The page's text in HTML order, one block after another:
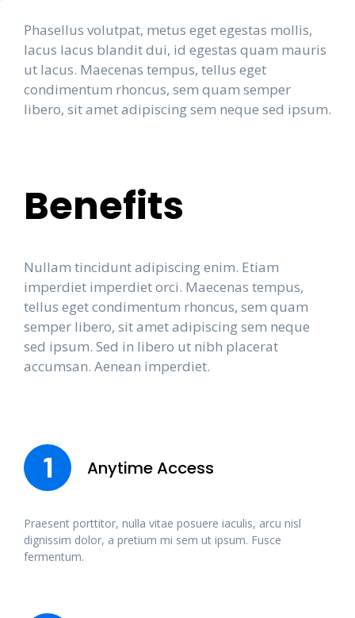
Phasellus volutpat, metus eget egestas mollis,
lacus lacus blandit dui, id egestas quam mauris
ut lacus. Maecenas tempus, tellus eget
condimentum rhoncus, sem quam semper
libero, sit amet adipiscing sem neque sed ipsum.
Benefits
Nullam tincidunt adipiscing enim. Etiam
imperdiet imperdiet orci. Maecenas tempus,
tellus eget condimentum rhoncus, sem quam
semper libero, sit amet adipiscing sem neque
sed ipsum. Sed in libero ut nibh placerat
accumsan. Aenean imperdiet.
1 Anytime Access
Praesent porttitor, nulla vitae posuere iaculis, arcu nisl
dignissim dolor, a pretium mi sem ut ipsum. Fusce
fermentum.